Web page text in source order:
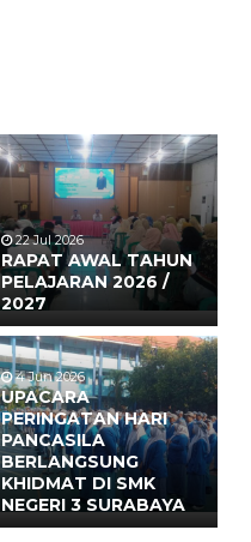
22 Jul 2026
RAPAT AWAL TAHUN
PELAJARAN 2026 /
2027
4 Jun 2026
UPACARA
PERINGATAN HARI
PANCASILA
BERLANGSUNG
KHIDMAT DI SMK
NEGERI 3 SURABAYA